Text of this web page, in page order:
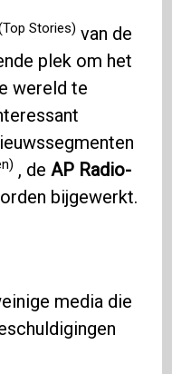
Stories) van de
plek om het
wereld te
, deAP Radio-
bijgewerkt.
media die